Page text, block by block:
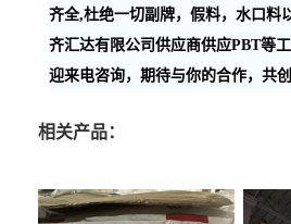
齐全,杜绝一切副牌，假料，水口料
齐汇达有限公司供应商供应PBT等
迎来电咨询，期待与你的合作，共
相关产品：